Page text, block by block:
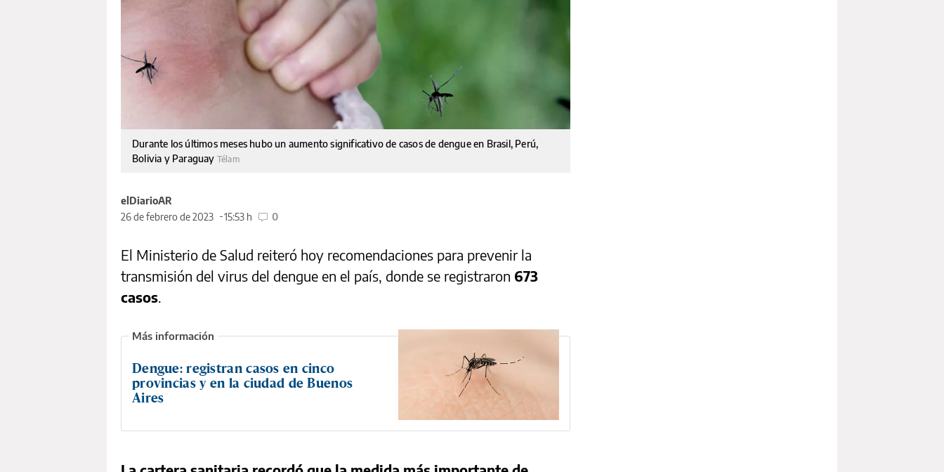
Durante los últimos meses hubo un aumento significativo de casos de dengue en Brasil, Perú,
Bolivia y Paraguay Télam
elDiarioAR
26 de febrero de 2023
15:53 h 0
El Ministerio de Salud reiteró hoy recomendaciones para prevenir la
transmisión del virus del dengue en el país, donde se registraron 673
casos.
Dengue: registran casos en cinco
provincias y en la ciudad de Buenos
Aires